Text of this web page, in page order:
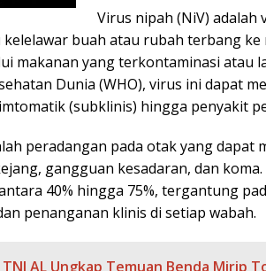
Virus nipah (NiV)
buah atau rubah terbang ke
makanan yang terkontaminasi atau
Dunia (WHO), virus ini dapat
(subklinis) hingga penyakit
peradangan pada otak yang dapat
gangguan kesadaran, dan
40% hingga 75%, tergantung
penanganan klinis di setiap wabah.
TNI AL Ungkap Temuan Benda Mirip